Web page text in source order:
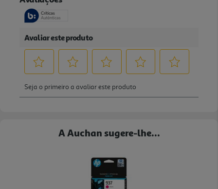
A Auchan sugere-lhe...